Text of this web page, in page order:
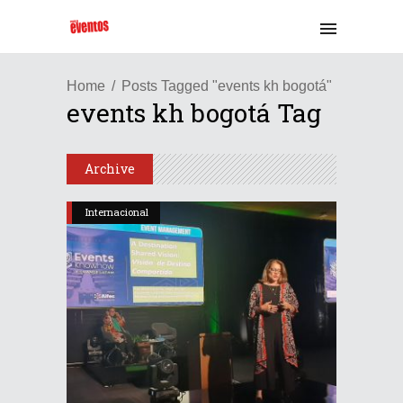
Home Posts Tagged "events kh bogotá"
events kh bogotá Tag
Archive
Internacional